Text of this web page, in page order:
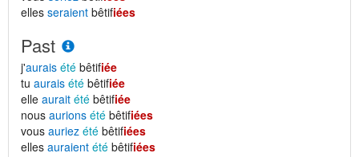
elles seraient bêtifiées
Past
j'aurais été bêtifiée
tu aurais été bêtifiée
elle aurait été bêtifiée
nous aurions été bêtifiées
vous auriez été bêtifiées
elles auraient été bêtifiées